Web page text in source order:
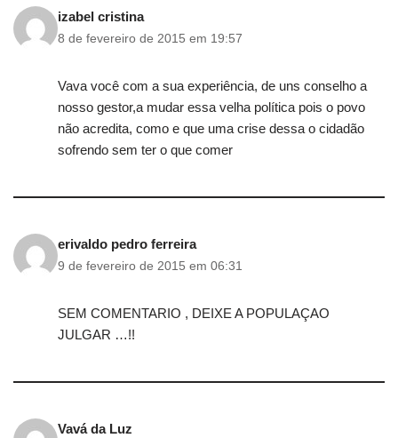
izabel cristina
8 de fevereiro de 2015 em 19:57
Vava você com a sua experiência, de uns conselho a
nosso gestor,a mudar essa velha política pois o povo
não acredita, como e que uma crise dessa o cidadão
sofrendo sem ter o que comer
erivaldo pedro ferreira
9 de fevereiro de 2015 em 06:31
SEM COMENTARIO , DEIXE A POPULAÇAO
JULGAR …!!
Vavá da Luz